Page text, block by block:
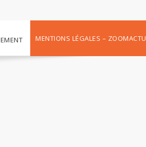
MENTIONS LÉGALES – ZOOMACTU